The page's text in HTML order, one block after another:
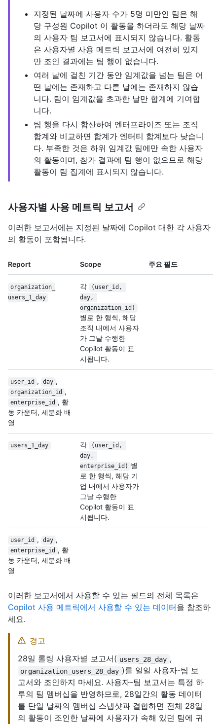
지정된 날짜에 사용자 수가 5명 미만인 팀은 해
당 구성원 Copilot 이 활동을 하더라도 해당 날짜
의 사용자 팀 보고서에 표시되지 않습니다. 활동
은 사용자별 사용 메트릭 보고서에 여전히 있지
만 조인 결과에는 팀 행이 없습니다.
여러 날에 걸친 기간 동안 임계값을 넘는 팀은 어
떤 날에는 존재하고 다른 날에는 존재하지 않습
니다. 팀이 임계값을 초과한 날만 합계에 기여합
니다.
팀 행을 다시 합산하여 엔터프라이즈 또는 조직
합계와 비교하면 합계가 엔터티 합계보다 낮습니
다. 부족한 것은 하위 임계값 팀에만 속한 사용자
의 활동이며, 참가 결과에 팀 행이 없으므로 해당
활동이 팀 집계에 표시되지 않습니다.
사용자별 사용 메트릭 보고서
이러한 보고서에는 지정된 날짜에 Copilot 대한 각 사용자
의 활동이 포함됩니다.
Report Scope 주요 필드
organization_
users_1_day
각
(user_id,
day,
organization_id)
별로 한 행씩, 해당
조직 내에서 사용자
가 그날 수행한
Copilot 활동이 표
시됩니다.
user_id , day ,
organization_id ,
enterprise_id , 활
동 카운터, 세분화 배
열
users_1_day 각
(user_id,
day,
enterprise_id) 별
로 한 행씩, 해당 기
업 내에서 사용자가
그날 수행한
Copilot 활동이 표
시됩니다.
user_id , day ,
enterprise_id , 활
동 카운터, 세분화 배
열
이러한 보고서에서 사용할 수 있는 필드의 전체 목록은
Copilot 사용 메트릭에서 사용할 수 있는 데이터을 참조하
세요.
경고
28일 롤링 사용자별 보고서( users_28_day ,
organization_users_28_day )를 일일 사용자-팀 보
고서와 조인하지 마세요. 사용자-팀 보고서는 특정 하
루의 팀 멤버십을 반영하므로, 28일간의 활동 데이터
를 단일 날짜의 멤버십 스냅샷과 결합하면 전체 28일
의 활동이 조인한 날짜에 사용자가 속해 있던 팀에 귀